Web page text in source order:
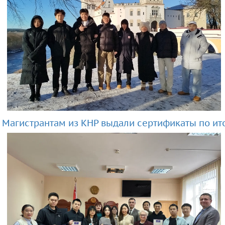
Магистрантам из КНР выдали сертификаты по